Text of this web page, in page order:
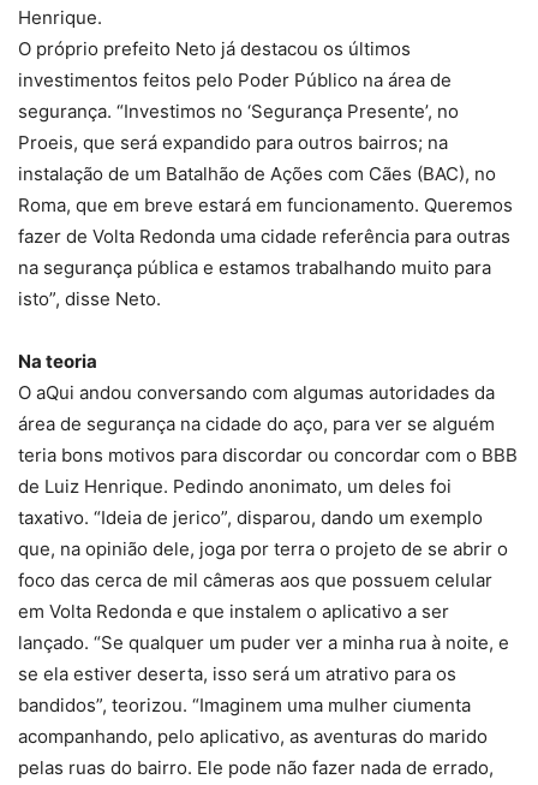
Henrique.
O próprio prefeito Neto já destacou os últimos
investimentos feitos pelo Poder Público na área de
segurança. “Investimos no ‘Segurança Presente’, no
Proeis, que será expandido para outros bairros; na
instalação de um Batalhão de Ações com Cães (BAC), no
Roma, que em breve estará em funcionamento. Queremos
fazer de Volta Redonda uma cidade referência para outras
na segurança pública e estamos trabalhando muito para
isto”, disse Neto.
Na teoria
O aQui andou conversando com algumas autoridades da
área de segurança na cidade do aço, para ver se alguém
teria bons motivos para discordar ou concordar com o BBB
de Luiz Henrique. Pedindo anonimato, um deles foi
taxativo. “Ideia de jerico”, disparou, dando um exemplo
que, na opinião dele, joga por terra o projeto de se abrir o
foco das cerca de mil câmeras aos que possuem celular
em Volta Redonda e que instalem o aplicativo a ser
lançado. “Se qualquer um puder ver a minha rua à noite, e
se ela estiver deserta, isso será um atrativo para os
bandidos”, teorizou. “Imaginem uma mulher ciumenta
acompanhando, pelo aplicativo, as aventuras do marido
pelas ruas do bairro. Ele pode não fazer nada de errado,